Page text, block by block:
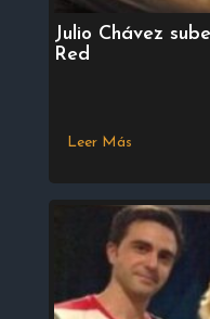
Julio Chávez
Red
Leer Más